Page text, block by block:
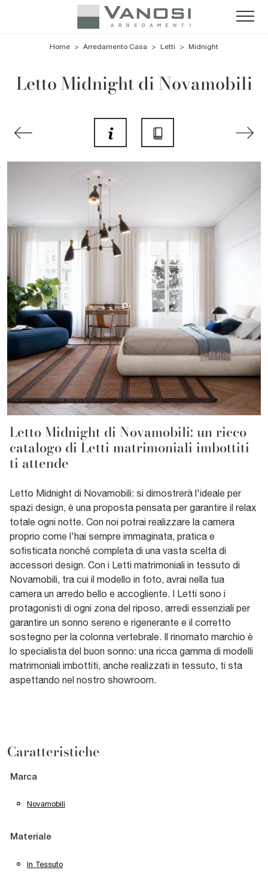
Home > Arredamento Casa > Letti > Midnight
Letto Midnight di Novamobili
Letto Midnight di Novamobili: un ricco
catalogo di Letti matrimoniali imbottiti
ti attende
Letto Midnight di Novamobili: si dimostrerà l'ideale per
spazi design, è una proposta pensata per garantire il relax
totale ogni notte. Con noi potrai realizzare la camera
proprio come l'hai sempre immaginata, pratica e
sofisticata nonché completa di una vasta scelta di
accessori design. Con i Letti matrimoniali in tessuto di
Novamobili, tra cui il modello in foto, avrai nella tua
camera un arredo bello e accogliente. I Letti sono i
protagonisti di ogni zona del riposo, arredi essenziali per
garantire un sonno sereno e rigenerante e il corretto
sostegno per la colonna vertebrale. Il rinomato marchio è
lo specialista del buon sonno: una ricca gamma di modelli
matrimoniali imbottiti, anche realizzati in tessuto, ti sta
aspettando nel nostro showroom.
Caratteristiche
Marca
Novamobili
Materiale
In Tessuto